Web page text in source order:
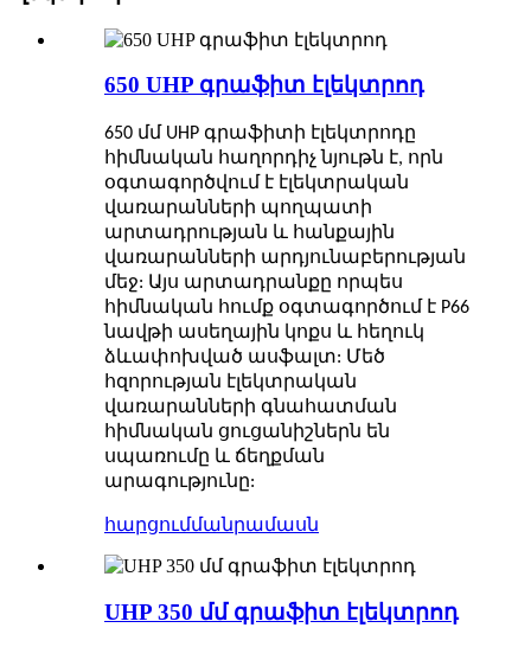
650 UHP գրաֆիտ էլեկտրոդ
650 մմ UHP գրաֆիտի էլեկտրոդը
հիմնական հաղորդիչ նյութն է, որն
օգտագործվում է էլեկտրական
վառարանների պողպատի
արտադրության և հանքային
վառարանների արդյունաբերության
մեջ: Այս արտադրանքը որպես
հիմնական հումք օգտագործում է P66
նավթի ասեղային կոքս և հեղուկ
ձևափոխված ասֆալտ: Մեծ
հզորության էլեկտրական
վառարանների գնահատման
հիմնական ցուցանիշներն են
սպառումը և ճեղքման
արագությունը:
հարցումմանրամասն
UHP 350 մմ գրաֆիտ էլեկտրոդ